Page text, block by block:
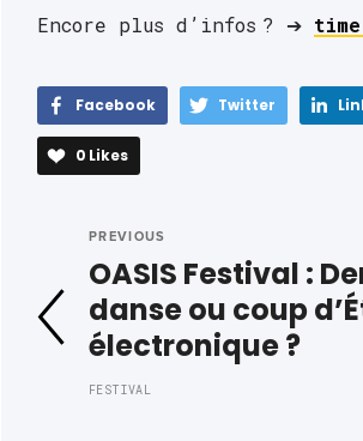
Encore plus d’infos ? ➔
Facebook Twitter
0 Likes
PREVIOUS
OASIS Festival :
danse ou coup
électronique ?
FESTIVAL